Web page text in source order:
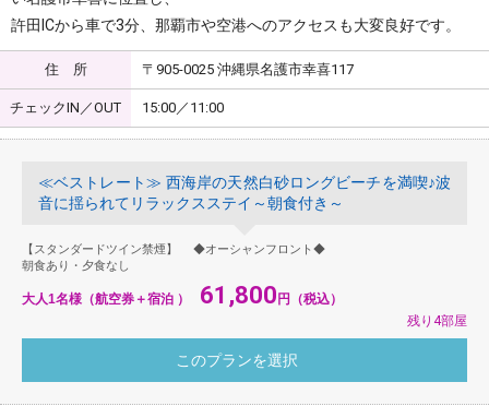
許田ICから車で3分、那覇市や空港へのアクセスも大変良好です。
住 所 〒905-0025 沖縄県名護市幸喜117
チェックIN／OUT 15:00／11:00
≪ベストレート≫ 西海岸の天然白砂ロングビーチを満喫♪波
音に揺られてリラックスステイ～朝食付き～
【スタンダードツイン禁煙】 ◆オーシャンフロント◆
朝食あり・夕食なし
大人1名様（航空券＋宿泊 ） 61,800 円（税込）
残り4部屋